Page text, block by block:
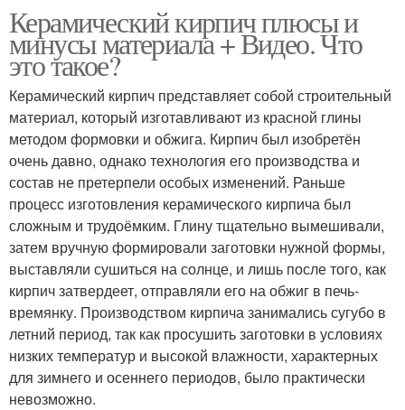
Керамический кирпич плюсы и
минусы материала + Видео. Что
это такое?
Керамический кирпич представляет собой строительный
материал, который изготавливают из красной глины
методом формовки и обжига. Кирпич был изобретён
очень давно, однако технология его производства и
состав не претерпели особых изменений. Раньше
процесс изготовления керамического кирпича был
сложным и трудоёмким. Глину тщательно вымешивали,
затем вручную формировали заготовки нужной формы,
выставляли сушиться на солнце, и лишь после того, как
кирпич затвердеет, отправляли его на обжиг в печь-
времянку. Производством кирпича занимались сугубо в
летний период, так как просушить заготовки в условиях
низких температур и высокой влажности, характерных
для зимнего и осеннего периодов, было практически
невозможно.